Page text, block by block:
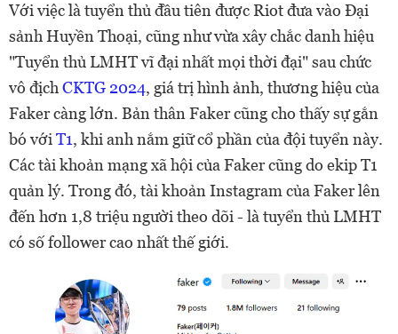
Với việc là tuyển thủ đầu tiên được Riot đưa vào Đại
sảnh Huyền Thoại, cũng như vừa xây chắc danh hiệu
"Tuyển thủ LMHT vĩ đại nhất mọi thời đại" sau chức
vô địchCKTG 2024, giá trị hình ảnh, thương hiệu của
Faker càng lớn. Bản thân Faker cũng cho thấy sự gắn
bó vớiT1, khi anh nắm giữ cổ phần của đội tuyển này.
Các tài khoản mạng xã hội của Faker cũng do ekip T1
quản lý. Trong đó, tài khoản Instagram của Faker lên
đến hơn 1,8 triệu người theo dõi - là tuyển thủ LMHT
có số follower cao nhất thế giới.